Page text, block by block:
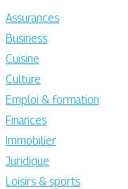
Assurances
Business
Cuisine
Culture
Emploi & formation
Finances
Immobilier
Juridique
Loisirs & sports